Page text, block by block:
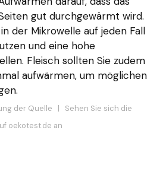
gut durchgewärmt wird.
der Mikrowelle auf jeden Fall
und eine hohe
Fleisch sollten Sie zudem
aufwärmen, um möglichen
der Quelle | Sehen Sie sich die
oekotest.de an